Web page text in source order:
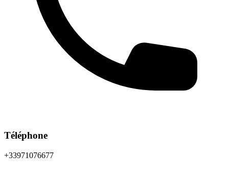
Téléphone
+33971076677